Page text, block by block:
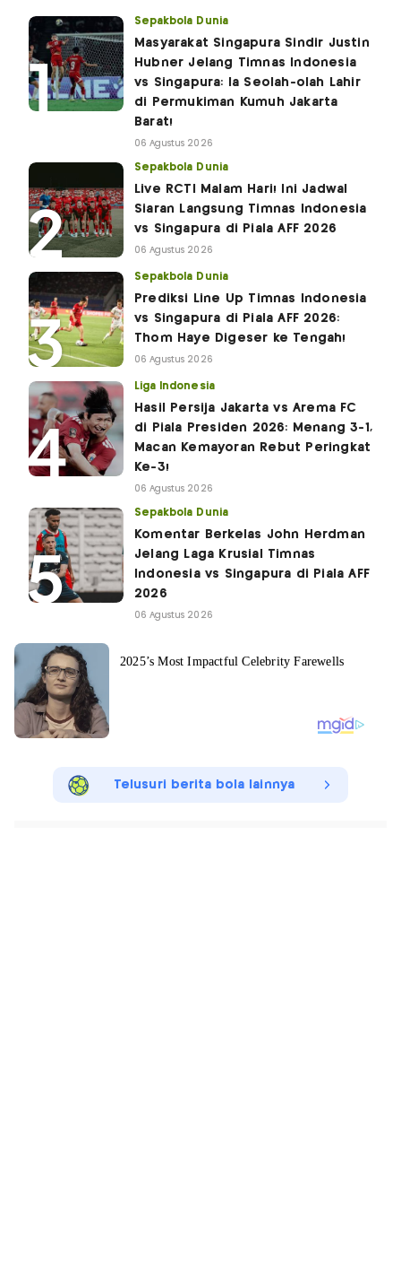
Sepakbola Dunia
Masyarakat Singapura Sindir Justin
Hubner Jelang Timnas Indonesia
vs Singapura: Ia Seolah-olah Lahir
di Permukiman Kumuh Jakarta
Barat!
06 Agustus 2026
Sepakbola Dunia
Live RCTI Malam Hari! Ini Jadwal
Siaran Langsung Timnas Indonesia
vs Singapura di Piala AFF 2026
06 Agustus 2026
Sepakbola Dunia
Prediksi Line Up Timnas Indonesia
vs Singapura di Piala AFF 2026:
Thom Haye Digeser ke Tengah!
06 Agustus 2026
Liga Indonesia
Hasil Persija Jakarta vs Arema FC
di Piala Presiden 2026: Menang 3-1,
Macan Kemayoran Rebut Peringkat
Ke-3!
06 Agustus 2026
Sepakbola Dunia
Komentar Berkelas John Herdman
Jelang Laga Krusial Timnas
Indonesia vs Singapura di Piala AFF
2026
06 Agustus 2026
Telusuri berita bola lainnya